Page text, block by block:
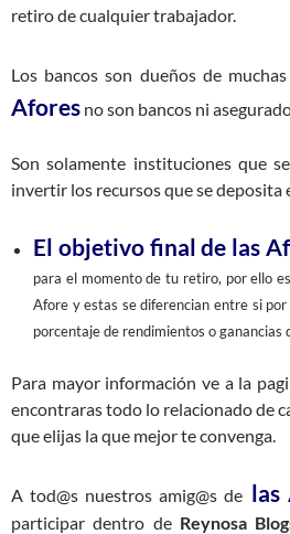
retiro de cualquier trabajador.
Los bancos son dueños de
Afores no son bancos ni
Son solamente instituciones que
invertir los recursos que se
El objetivo final de las
para el momento de tu retiro, por ello
Afore y estas se diferencian entre si
porcentaje de rendimientos o ganancias
Para mayor información ve a la
encontraras todo lo relacionado de
que elijas la que mejor te convenga.
A tod@s nuestros amig@s de las
participar dentro de Reynosa